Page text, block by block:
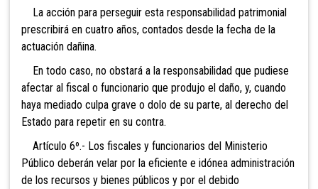
La acción para perseguir esta responsabilidad patrimonial
prescribirá en cuatro años, contados desde la fecha de la
actuación dañina.
En todo caso, no obstará a la responsabilidad que pudiese
afectar al fiscal o funcionario que produjo el daño, y, cuando
haya mediado culpa grave o dolo de su parte, al derecho del
Estado para repetir en su contra.
Artículo 6º.- Los fiscales y funcionarios del Ministerio
Público deberán velar por la eficiente e idónea administración
de los recursos y bienes públicos y por el debido